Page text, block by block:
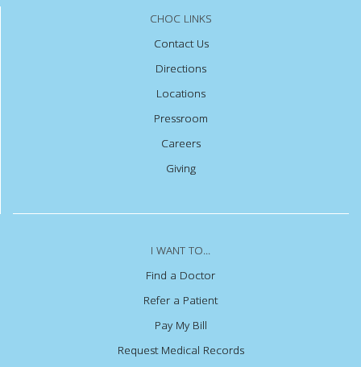
CHOC LINKS
Contact Us
Directions
Locations
Pressroom
Careers
Giving
I WANT TO...
Find a Doctor
Refer a Patient
Pay My Bill
Request Medical Records